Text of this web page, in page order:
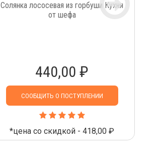
Солянка лососевая из горбуши Кухня
от шефа
440,00 ₽
СООБЩИТЬ О ПОСТУПЛЕНИИ
*цена со скидкой - 418,00 ₽